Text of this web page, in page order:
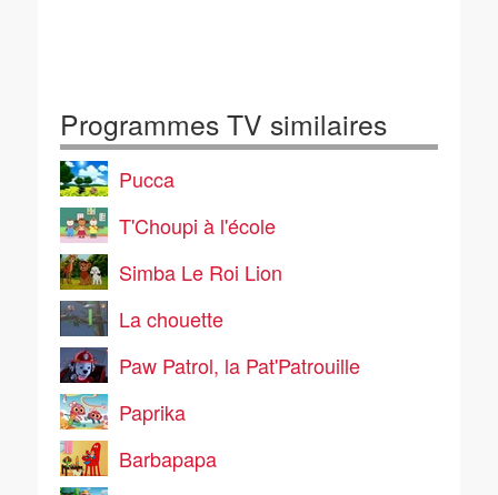
Programmes TV similaires
Pucca
T'Choupi à l'école
Simba Le Roi Lion
La chouette
Paw Patrol, la Pat'Patrouille
Paprika
Barbapapa